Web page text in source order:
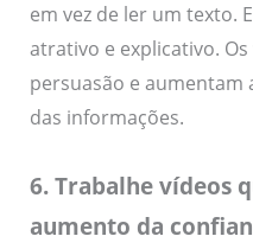
em vez de ler um texto.
atrativo e explicativo.
persuasão e aumentam
das informações.
6. Trabalhe vídeos
aumento da